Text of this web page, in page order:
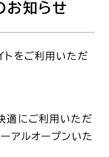
腫瘍内科
お知らせ
をご利用いただ
適にご利用いただ
アルオープンいた